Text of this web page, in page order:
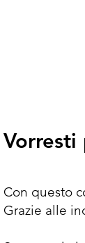
Vorresti
Con questo
Grazie alle